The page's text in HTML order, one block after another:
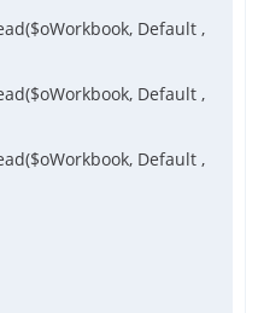
Default ,
Default ,
Default ,